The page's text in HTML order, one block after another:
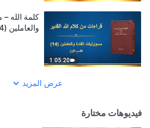
1:05:20
كلمة الله –
والعاملين (14) (القسم الأول)
عرض المزيد
فيديوهات مختارة